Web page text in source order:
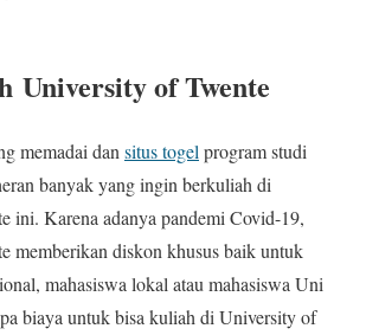
University of Twente
memadai dan situs togel program studi
banyak yang ingin berkuliah di
ini. Karena adanya pandemi Covid-19,
memberikan diskon khusus baik untuk
mahasiswa lokal atau mahasiswa Uni
biaya untuk bisa kuliah di University of